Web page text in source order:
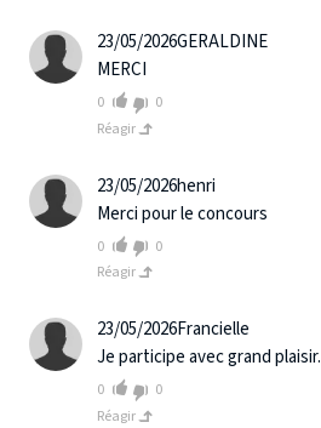
23/05/2026GERALDINE
MERCI
0
0
Réagir
23/05/2026henri
Merci pour le concours
0
0
Réagir
23/05/2026Francielle
Je participe avec grand plaisir.
0
0
Réagir